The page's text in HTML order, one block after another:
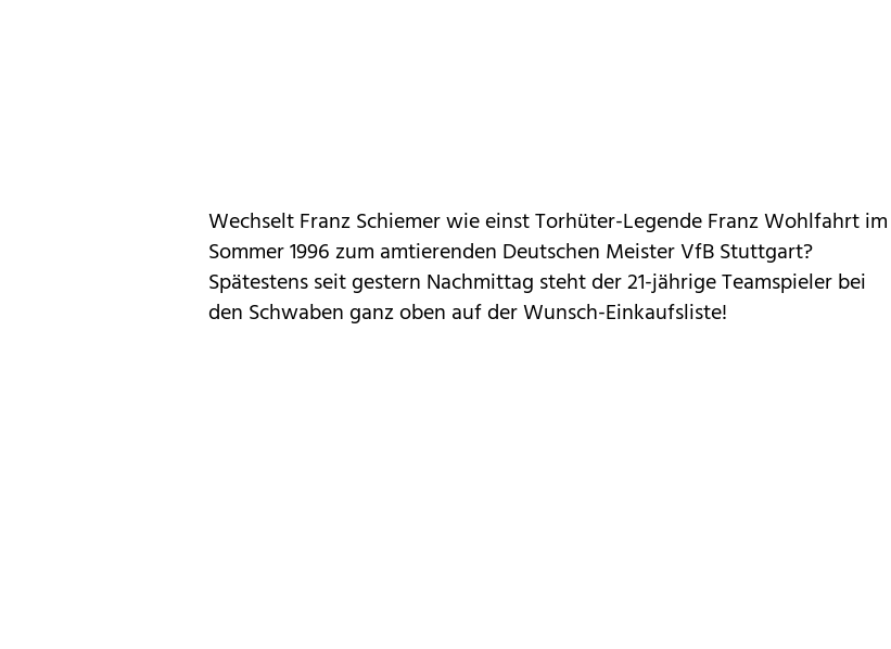
Wechselt Franz Schiemer wie einst Torhüter-Legende Franz Wohlfahrt im
Sommer 1996 zum amtierenden Deutschen Meister VfB Stuttgart?
Spätestens seit gestern Nachmittag steht der 21-jährige Teamspieler bei
den Schwaben ganz oben auf der Wunsch-Einkaufsliste!